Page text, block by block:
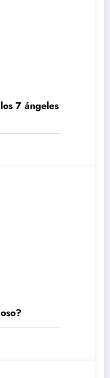
7 ángeles